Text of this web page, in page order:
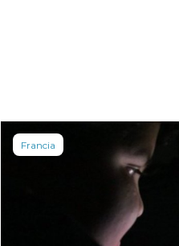
Francia